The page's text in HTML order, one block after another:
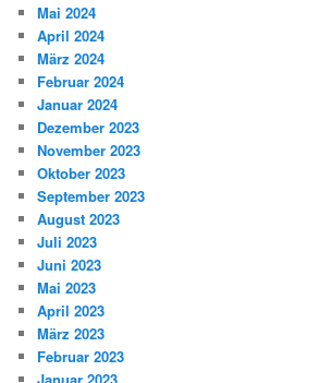
Mai 2024
April 2024
März 2024
Februar 2024
Januar 2024
Dezember 2023
November 2023
Oktober 2023
September 2023
August 2023
Juli 2023
Juni 2023
Mai 2023
April 2023
März 2023
Februar 2023